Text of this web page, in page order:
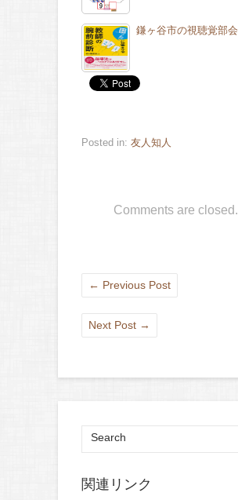
鎌ヶ谷市の視聴覚部会
Posted in: 友人知人
Comments are closed.
← Previous Post
Next Post →
関連リンク